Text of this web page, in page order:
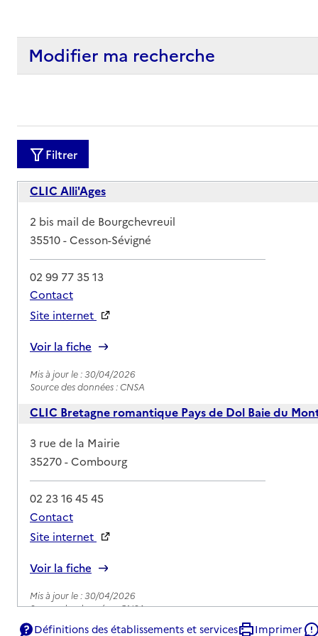
Modifier ma recherche
Filtrer
CLIC Alli'Ages
Adresse
2 bis mail de Bourgchevreuil
35510-Cesson-Sévigné
02 99 77 35 13
Contact
Site internet
Voir la fiche
Mis à jour le : 30/04/2026
Source des données : CNSA
CLIC Bretagne romantique Pays de Dol Baie du
Adresse
3 rue de la Mairie
35270-Combourg
02 23 16 45 45
Contact
Site internet
Voir la fiche
Mis à jour le : 30/04/2026
Source des données : CNSA
Définitions des établissements et services Imprimer